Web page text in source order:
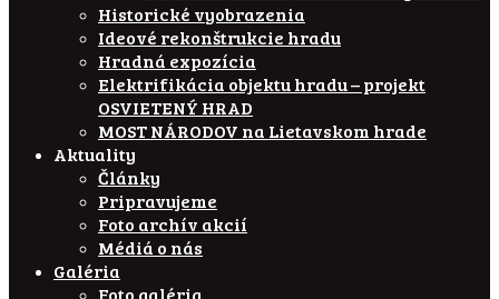
Historické vyobrazenia
Ideové rekonštrukcie hradu
Hradná expozícia
Elektrifikácia objektu hradu – projekt
OSVIETENÝ HRAD
MOST NÁRODOV na Lietavskom hrade
Aktuality
Články
Pripravujeme
Foto archív akcií
Médiá o nás
Galéria
Foto galéria